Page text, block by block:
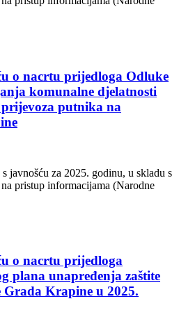
o nacrtu prijedloga Odluke
komunalne djelatnosti
putnika na
javnošću za 2025. godinu, u skladu s
pristup informacijama (Narodne
o nacrtu prijedloga
plana unapređenja zaštite
Grada Krapine u 2025.